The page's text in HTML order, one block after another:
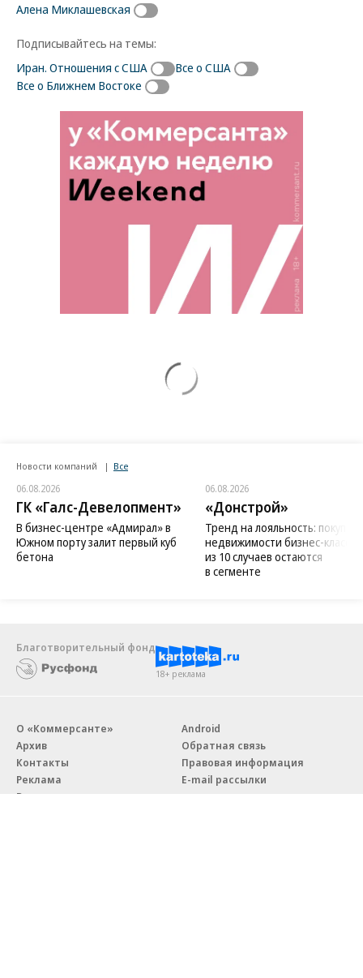
Алена Миклашевская
Подписывайтесь на темы:
Иран. Отношения с США
Все о США
Все о Ближнем Востоке
Новости компаний Все
06.08.2026
ГК «Галс-Девелопмент»
В бизнес-центре «Адмирал» в
Южном порту залит первый куб
бетона
06.08.2026
«Донстрой»
Тренд на лояльность:
недвижимости бизнес-класса
из 10 случаев остаются
в сегменте
Благотворительный фонд
18+ реклама
О «Коммерсанте»
Архив
Контакты
Реклама
Вакансии
Android
Обратная связь
Правовая информация
E-mail рассылки